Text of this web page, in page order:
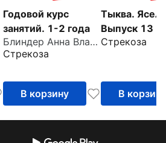
Годовой курс
занятий. 1-2 года
Блиндер Анна Владимировна
Стрекоза
В корзину
Тыква.
Выпуск 13
Стрекоза
В корзину